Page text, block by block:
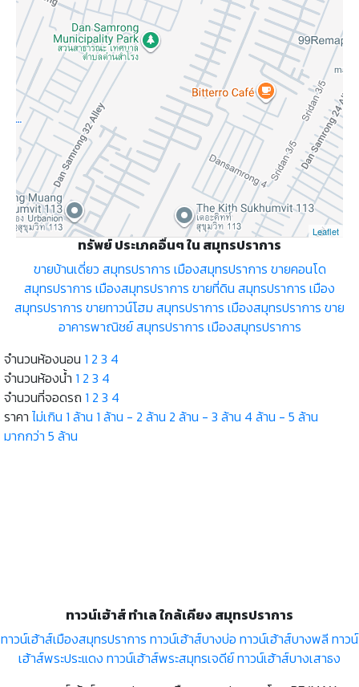
Leaflet
ทรัพย์ ประเภคอื่นๆ ใน สมุทรปราการ
ขายบ้านเดี่ยว สมุทรปราการ เมืองสมุทรปราการ ขายคอนโด
สมุทรปราการ เมืองสมุทรปราการ ขายที่ดิน สมุทรปราการ เมือง
สมุทรปราการ ขายทาวน์โฮม สมุทรปราการ เมืองสมุทรปราการ ขาย
อาคารพาณิชย์ สมุทรปราการ เมืองสมุทรปราการ
จำนวนห้องนอน 1 2 3 4
จำนวนห้องน้ำ 1 2 3 4
จำนวนที่จอดรถ 1 2 3 4
ราคา ไม่เกิน 1 ล้าน 1 ล้าน - 2 ล้าน 2 ล้าน - 3 ล้าน 4 ล้าน - 5 ล้าน
มากกว่า 5 ล้าน
ทาวน์เฮ้าส์ ทำเล ใกล้เคียง สมุทรปราการ
ทาวน์เฮ้าส์เมืองสมุทรปราการ ทาวน์เฮ้าส์บางบ่อ ทาวน์เฮ้าส์บางพลี ทาวน์
เฮ้าส์พระประแดง ทาวน์เฮ้าส์พระสมุทรเจดีย์ทาวน์เฮ้าส์บางเสาธง